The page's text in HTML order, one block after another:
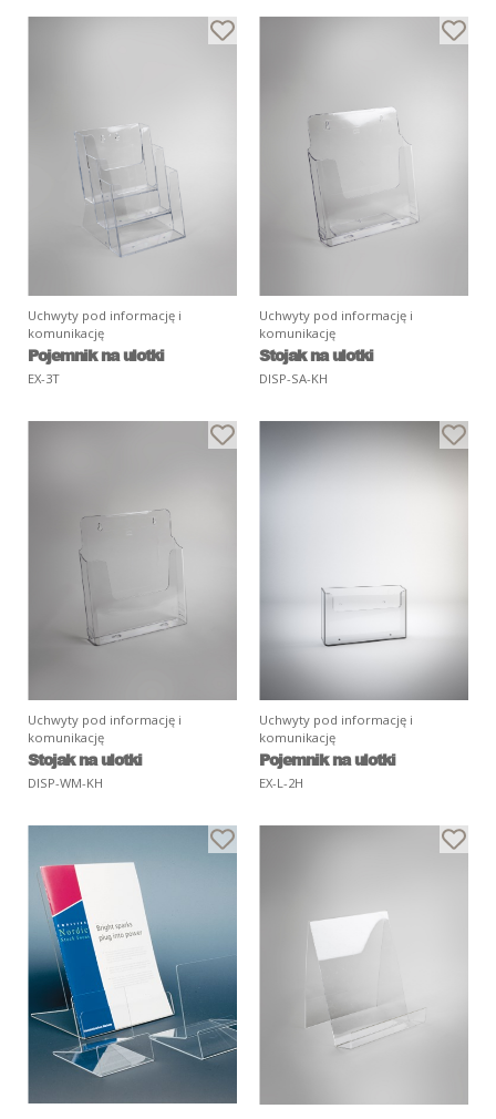
Uchwyty pod informację i
komunikację
Pojemnik na ulotki
EX-3T
Uchwyty pod informację i
komunikację
Stojak na ulotki
DISP-SA-KH
Uchwyty pod informację i
komunikację
Stojak na ulotki
DISP-WM-KH
Uchwyty pod informację i
komunikację
Pojemnik na ulotki
EX-L-2H